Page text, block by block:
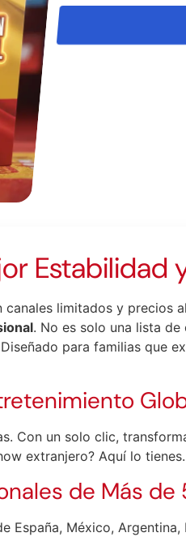
limitados y precios
. No es solo una lista
para familias que
Con un solo clic,
extranjero? Aquí lo
de Más de
España, México,